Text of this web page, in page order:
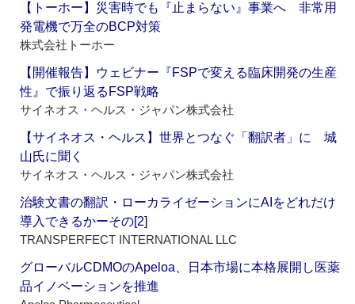
【トーホー】災害時でも『止まらない』事業へ 非常用
発電機で万全のBCP対策
株式会社トーホー
【開催報告】ウェビナー『FSPで変える臨床開発の生産
性』で振り返るFSP戦略
サイネオス・ヘルス・ジャパン株式会社
【サイネオス・ヘルス】世界とつなぐ「翻訳者」に 城
山氏に聞く
サイネオス・ヘルス・ジャパン株式会社
治験文書の翻訳・ローカライゼーションにAIをどれだけ
導入できるかーその[2]
TRANSPERFECT INTERNATIONAL LLC
グローバルCDMOのApeloa、日本市場に本格展開し医薬
品イノベーションを推進